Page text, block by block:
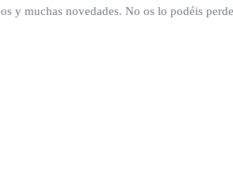
y muchas novedades. No os lo podéis